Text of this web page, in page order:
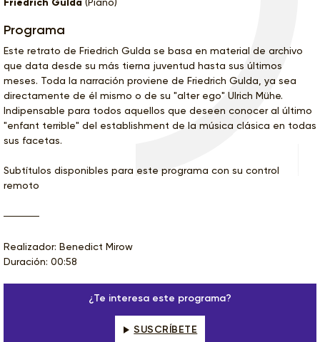
Friedrich Gulda
Programa
Este retrato de Friedrich Gulda se basa en material de archivo
que data desde su más tierna juventud hasta sus últimos
meses. Toda la narración proviene de Friedrich Gulda, ya sea
directamente de él mismo o de su "alter ego" Ulrich Mühe.
Indipensable para todos aquellos que deseen conocer al último
"enfant terrible" del establishment de la música clásica en todas
sus facetas.
Subtítulos disponibles para este programa con su control
remoto
Realizador: Benedict Mirow
Duración: 00:58
¿Te interesa este programa?
SUSCRÍBETE